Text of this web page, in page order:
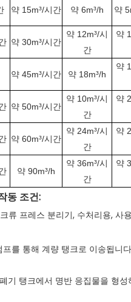
약 15m³/시간 약 6m³/h 약
약 30m³/시간
약 12m³/시
간
약
약 45m³/시간 약 18m³/h
약
약 50m³/시간
약 10m³/시
간
약
약 60m³/시간
약 24m³/시
간
약
약 90m³/h
약 36m³/시
간
약
동 조건:
를 통해 계량 탱크로 이송됩니
기 탱크에서 명반 응집물을 형